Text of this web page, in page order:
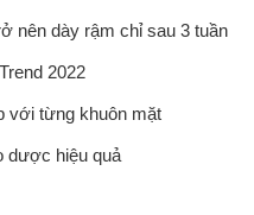
nên dày rậm chỉ sau 3 tuần
2022
với từng khuôn mặt
dược hiệu quả